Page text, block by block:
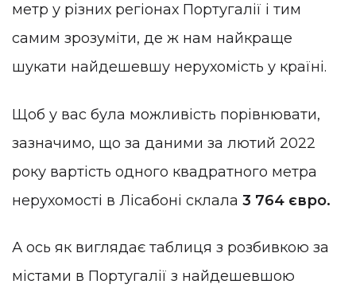
метр у різних регіонах Португалії і тим
самим зрозуміти, де ж нам найкраще
шукати найдешевшу нерухомість у країні.
Щоб у вас була можливість порівнювати,
зазначимо, що за даними за лютий 2022
року вартість одного квадратного метра
нерухомості в Лісабоні склала 3 764 євро.
А ось як виглядає таблиця з розбивкою за
містами в Португалії з найдешевшою